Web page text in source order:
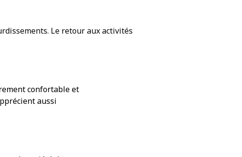
Le retour aux activités
confortable et
aussi